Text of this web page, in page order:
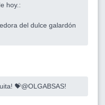
hoy.:
del dulce galardón
💝@OLGABSAS!